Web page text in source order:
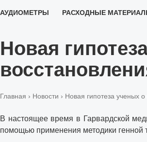
АУДИОМЕТРЫ РАСХОДНЫЕ
Новая
Главная › Новости › Новая гипотеза ученых
В настоящее время в Гарвардской
помощью применения методики генной